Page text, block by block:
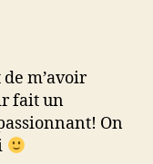
m’avoir
fait un
On